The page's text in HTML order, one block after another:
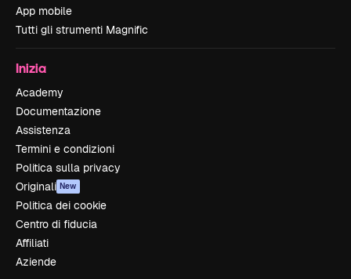
App mobile
Tutti gli strumenti Magnific
Inizia
Academy
Documentazione
Assistenza
Termini e condizioni
Politica sulla privacy
Originali New
Politica dei cookie
Centro di fiducia
Affiliati
Aziende